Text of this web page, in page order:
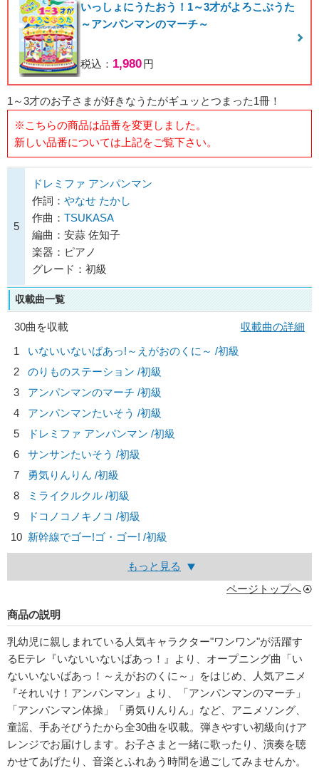
いっしょにうたおう！1～3才がよろこぶうた
～アンパンマンのマーチ～
税込： 1,980円
1～3才のお子さまが好きなうたがギュッとつまった1冊！
※こちらの商品は品番を変更しました。
新しい品番については上記をご覧下さい。
5
ドレミファ アンパンマン
作詞： やなせ たかし
作曲： TSUKASA
編曲：安蒜 佐知子
楽器：ピアノ
グレード：初級
収載曲一覧
30曲を収載
収載曲の詳細
1
いないいないばあっ!～えがおのくに～ /初級
2
のりものステーション /初級
3
アンパンマンのマーチ /初級
4
アンパンマンたいそう /初級
5
ドレミファ アンパンマン /初級
6
サンサンたいそう /初級
7
勇気りんりん /初級
8
ミライクルクル /初級
9
ドコノコノキノコ /初級
10 新幹線でゴー!ゴ・ゴー! /初級
もっと見る
ページトップへ
商品の説明
乳幼児に親しまれている人気キャラクター"ワンワン"が活躍す
るEテレ『いないいないばあっ！』より、オープニング曲「い
ないいないばあっ！～えがおのくに～」をはじめ、人気アニメ
『それいけ！アンパンマン』より、「アンパンマンのマーチ」
「アンパンマン体操」「勇気りんりん」など、アニメソング、
童謡、手あそびうたから全30曲を収載。弾きやすい初級向けア
レンジでお届けします。お子さまと一緒に歌ったり、演奏を聴
かせてあげたり、音楽とふれあう時間を過ごしてみませんか。